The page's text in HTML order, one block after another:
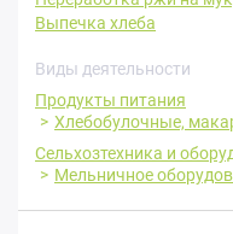
Выпечка хлеба
Виды деятельности
Продукты питания
Хлебобулочные,
Сельхозтехника и
Мельничное